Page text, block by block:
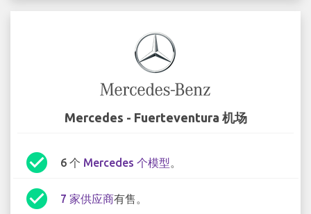
Mercedes - Fuerteventura 机场
check_circle 6 个 Mercedes 个模型。
check_circle 7 家供应商有售。